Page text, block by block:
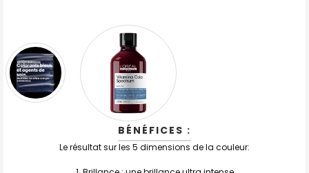
BÉNÉFICES :
Le résultat sur les 5 dimensions de la couleur: